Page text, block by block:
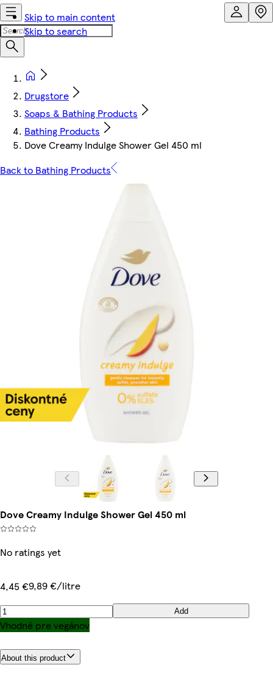
Skip to main content
Skip to search
Drugstore
Soaps & Bathing Products
Bathing Products
Dove Creamy Indulge Shower Gel 450 ml
Back to Bathing Products
Dove Creamy Indulge Shower Gel 450 ml
No ratings yet
4,45 €9,89 €/litre
Add
Vhodné pre vegánov
About this product